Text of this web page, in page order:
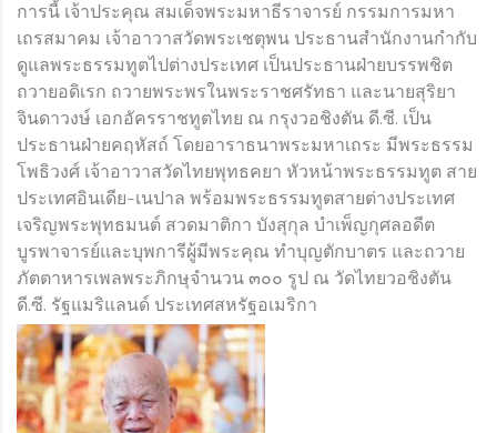
การนี้ เจ้าประคุณ สมเด็จพระมหาธีราจารย์ กรรมการมหา
เถรสมาคม เจ้าอาวาสวัดพระเชตุพน ประธานสำนักงานกำกับ
ดูแลพระธรรมทูตไปต่างประเทศ เป็นประธานฝ่ายบรรพชิต
ถวายอดิเรก ถวายพระพรในพระราชศรัทธา และนายสุริยา
จินดาวงษ์ เอกอัครราชทูตไทย ณ กรุงวอชิงตัน ดี.ซี. เป็น
ประธานฝ่ายคฤหัสถ์ โดยอาราธนาพระมหาเถระ มีพระธรรม
โพธิวงศ์ เจ้าอาวาสวัดไทยพุทธคยา หัวหน้าพระธรรมทูต สาย
ประเทศอินเดีย-เนปาล พร้อมพระธรรมทูตสายต่างประเทศ
เจริญพระพุทธมนต์ สวดมาติกา บังสุกุล บำเพ็ญกุศลอดีต
บูรพาจารย์และบุพการีผู้มีพระคุณ ทำบุญตักบาตร และถวาย
ภัตตาหารเพลพระภิกษุจำนวน ๓๐๐ รูป ณ วัดไทยวอชิงตัน
ดี.ซี. รัฐแมริแลนด์ ประเทศสหรัฐอเมริกา